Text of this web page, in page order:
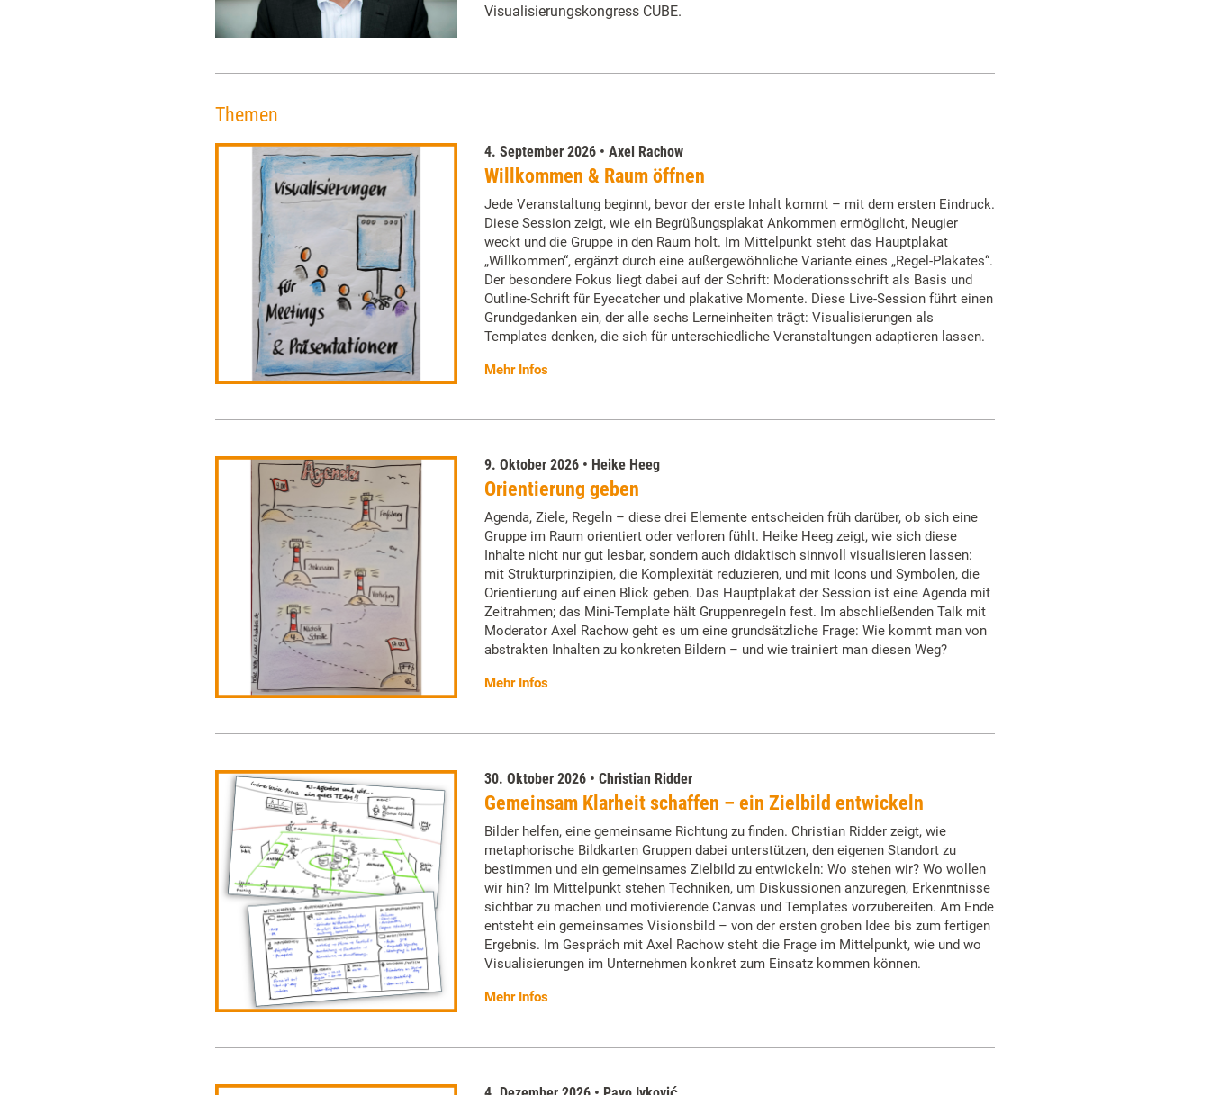
Visualisierungskongress CUBE.
Themen
4. September 2026 • Axel Rachow
Willkommen & Raum öffnen
Jede Veranstaltung beginnt, bevor der erste Inhalt kommt – mit dem ersten Eindruck.
Diese Session zeigt, wie ein Begrüßungsplakat Ankommen ermöglicht, Neugier
weckt und die Gruppe in den Raum holt. Im Mittelpunkt steht das Hauptplakat
„Willkommen“, ergänzt durch eine außergewöhnliche Variante eines „Regel-Plakates“.
Der besondere Fokus liegt dabei auf der Schrift: Moderationsschrift als Basis und
Outline-Schrift für Eyecatcher und plakative Momente. Diese Live-Session führt einen
Grundgedanken ein, der alle sechs Lerneinheiten trägt: Visualisierungen als
Templates denken, die sich für unterschiedliche Veranstaltungen adaptieren lassen.
Mehr Infos
9. Oktober 2026 • Heike Heeg
Orientierung geben
Agenda, Ziele, Regeln – diese drei Elemente entscheiden früh darüber, ob sich eine
Gruppe im Raum orientiert oder verloren fühlt. Heike Heeg zeigt, wie sich diese
Inhalte nicht nur gut lesbar, sondern auch didaktisch sinnvoll visualisieren lassen:
mit Strukturprinzipien, die Komplexität reduzieren, und mit Icons und Symbolen, die
Orientierung auf einen Blick geben. Das Hauptplakat der Session ist eine Agenda mit
Zeitrahmen; das Mini-Template hält Gruppenregeln fest. Im abschließenden Talk mit
Moderator Axel Rachow geht es um eine grundsätzliche Frage: Wie kommt man von
abstrakten Inhalten zu konkreten Bildern – und wie trainiert man diesen Weg?
Mehr Infos
30. Oktober 2026 • Christian Ridder
Gemeinsam Klarheit schaffen – ein Zielbild entwickeln
Bilder helfen, eine gemeinsame Richtung zu finden. Christian Ridder zeigt, wie
metaphorische Bildkarten Gruppen dabei unterstützen, den eigenen Standort zu
bestimmen und ein gemeinsames Zielbild zu entwickeln: Wo stehen wir? Wo wollen
wir hin? Im Mittelpunkt stehen Techniken, um Diskussionen anzuregen, Erkenntnisse
sichtbar zu machen und motivierende Canvas und Templates vorzubereiten. Am Ende
entsteht ein gemeinsames Visionsbild – von der ersten groben Idee bis zum fertigen
Ergebnis. Im Gespräch mit Axel Rachow steht die Frage im Mittelpunkt, wie und wo
Visualisierungen im Unternehmen konkret zum Einsatz kommen können.
Mehr Infos